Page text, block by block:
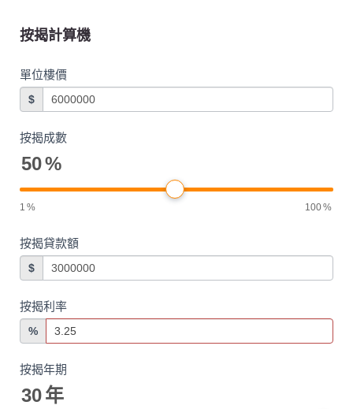
按揭計算機
單位樓價
$
按揭成數
50%
1 % 100%
按揭貸款額
$
按揭利率
%
按揭年期
30年